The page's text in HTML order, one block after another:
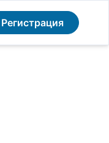
Регистрация